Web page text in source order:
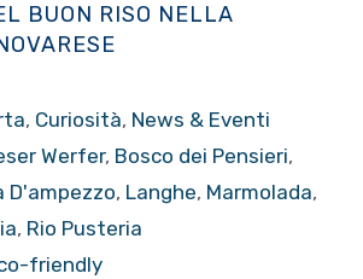
BUON RISO NELLA
, Curiosità, News & Eventi
Werfer, Bosco dei Pensieri,
D'ampezzo, Langhe, Marmolada,
, Rio Pusteria
friendly